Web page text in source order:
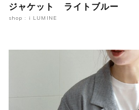
ジャケット ライトブルー
shop : i LUMINE